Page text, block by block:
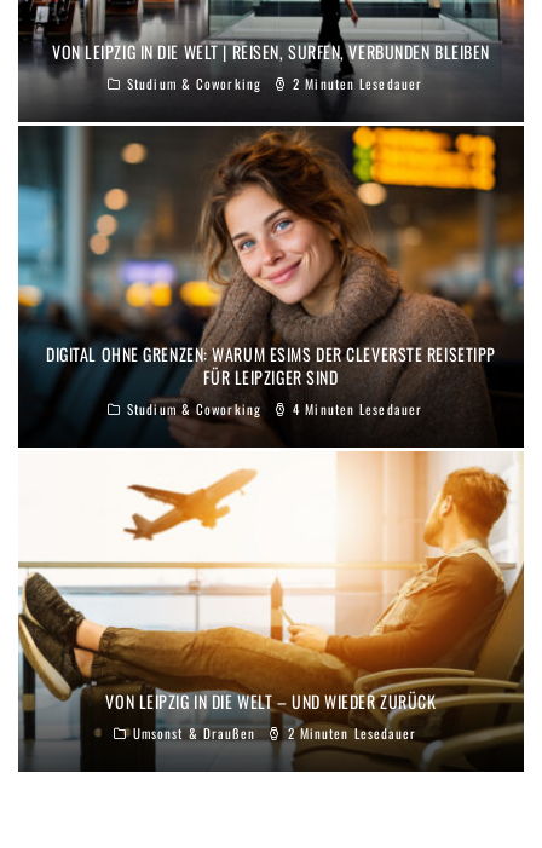
VON LEIPZIG IN DIE WELT | REISEN, SURFEN, VERBUNDEN BLEIBEN
Studium & Coworking 2 Minuten Lesedauer
DIGITAL OHNE GRENZEN: WARUM ESIMS DER CLEVERSTE REISETIPP
FÜR LEIPZIGER SIND
Studium & Coworking 4 Minuten Lesedauer
VON LEIPZIG IN DIE WELT – UND WIEDER ZURÜCK
Umsonst & Draußen 2 Minuten Lesedauer